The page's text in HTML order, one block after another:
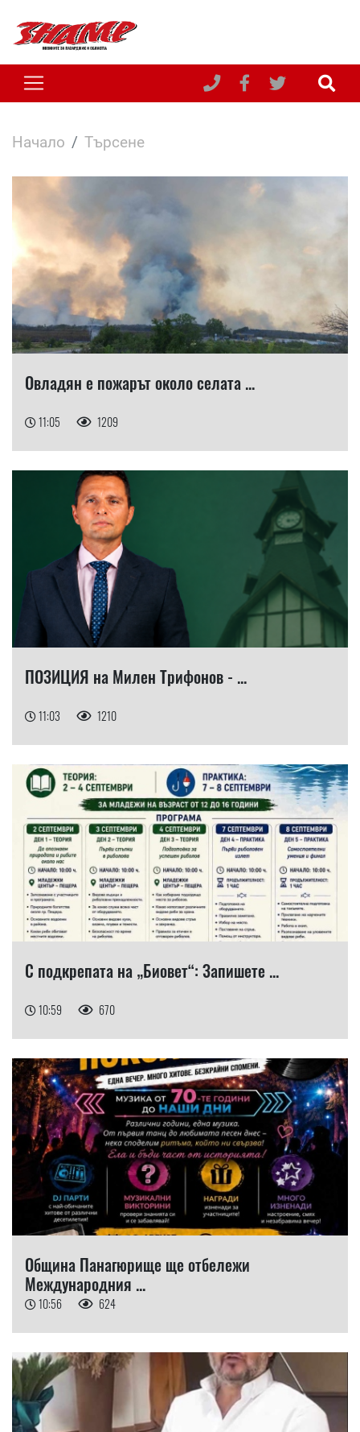
Начало Търсене
Овладян е пожарът около селата ...
11:05 1209
ПОЗИЦИЯ на Милен Трифонов - ...
11:03 1210
С подкрепата на „Биовет“: Запишете ...
10:59 670
Община Панагюрище ще отбележи
Международния ...
10:56 624